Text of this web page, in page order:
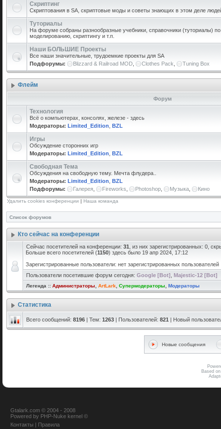
Скриптинг
Скриптования в SA, скриптовые моды и советы знающих в этом деле
Туториалы
На форуме собраны разнообразные учебники, справочники (туториалы)
моделированию, скриптингу и т.п.
Наши БОЛЬШИЕ Проекты
Все наши значительные, трудоемкие проекты для SA
Подфорумы:
Blizzard & Railroad MOD Clothes Pack Tuning Box
Флейм
Форум
Технология
Всё о компьютерах, консолях, железе - здесь
Модераторы: Limited_Edition BZL
Игры
Обсуждение сторонних игр
Модераторы: Limited_Edition BZL
Свободная Тема
Обсуждения на свободную тему. Мечта флудера..
Модераторы: Limited_Edition BZL
Подфорумы:
Галерея Fireworks Photoshop Музыка Кино
Удалить cookies конференции | Наша команда
Список форумов
Кто сейчас на конференции
Сейчас посетителей на конференции: 31 , из них зарегистрированных: 0,
Больше всего посетителей (1150) здесь было 19 апр 2024, 17:12
Зарегистрированные пользователи: нет зарегистрированных пользователей
Пользователи посетившие форум сегодня: Google [Bot] Majestic-12 [Bot]
Легенда :: Администраторы ArtLark Супермодераторы Модераторы
Статистика
Всего сообщений: 8196 | Тем: 1263 | Пользователей: 821 | Новый
Новые сообщения
Based
Gtalark.com © 2004 - 2008
Powered by PHP-Nuke kernel ©
Контакты | Правила